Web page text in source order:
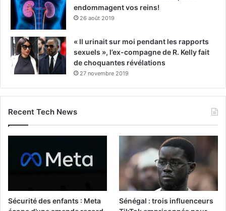
endommagent vos reins!
26 août 2019
« Il urinait sur moi pendant les rapports
sexuels », l’ex-compagne de R. Kelly fait
de choquantes révélations
27 novembre 2019
Recent Tech News
Sécurité des enfants : Meta
Sénégal : trois influenceurs